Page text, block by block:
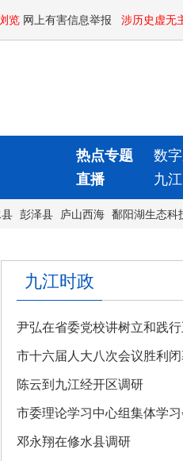
览 网上有害信息举报 涉历史虚无
热点专题 数
直播
九
彭泽县 庐山西海 鄱阳湖生态科
九江时政
尹弘在省委党校讲树立和践
教育专题党课
市十六届人大八次会议胜利
陈云到九江经开区调研
市委理论学习中心组集体学
育整改整治工作汇报会召开
邓永翔在修水县调研